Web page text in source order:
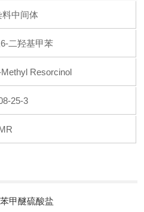
料中间体
二羟基甲苯
Methyl Resorcinol
25-3
甲醚硫酸盐